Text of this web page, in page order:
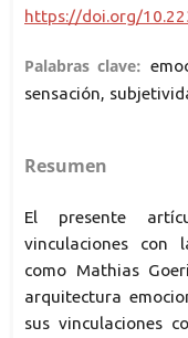
https://doi.org/
Palabras clave:
sensación,
Resumen
El presente
vinculaciones con
como Mathias
arquitectura
sus vinculaciones